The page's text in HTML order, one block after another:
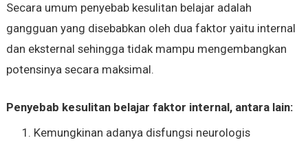
Secara umum penyebab kesulitan belajar adalah
gangguan yang disebabkan oleh dua faktor yaitu internal
dan eksternal sehingga tidak mampu mengembangkan
potensinya secara maksimal.
Penyebab kesulitan belajar faktor internal, antara lain:
Kemungkinan adanya disfungsi neurologis